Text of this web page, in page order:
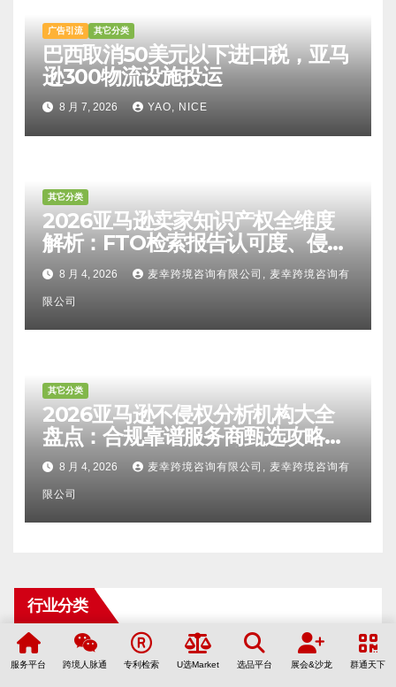
广告引流 其它分类
巴西取消50美元以下进口税，亚马
逊300物流设施投运
8 月 7, 2026 YAO, NICE
其它分类
2026亚马逊卖家知识产权全维度
解析：FTO检索报告认可度、侵权
比对区别、TRO应诉方法及服务商
甄选避坑全攻略
8 月 4, 2026 麦幸跨境咨询有限公司, 麦幸跨境咨询有
限公司
其它分类
2026亚马逊不侵权分析机构大全
盘点：合规靠谱服务商甄选攻略、
避坑FAQ及标杆机构实力详解
8 月 4, 2026 麦幸跨境咨询有限公司, 麦幸跨境咨询有
限公司
行业分类
AI人工智能(3)
服务平台 跨境人脉通 专利检索 U选Market 选品平台 展会&沙龙 群通天下